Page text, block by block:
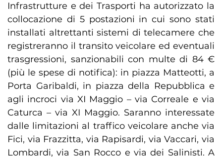
Infrastrutture e dei Trasporti ha autorizzato la
collocazione di 5 postazioni in cui sono stati
installati altrettanti sistemi di telecamere che
registreranno il transito veicolare ed eventuali
trasgressioni, sanzionabili con multe di 84 €
(più le spese di notifica): in piazza Matteotti, a
Porta Garibaldi, in piazza della Repubblica e
agli incroci via XI Maggio – via Correale e via
Caturca – via XI Maggio. Saranno interessate
dalle limitazioni al traffico veicolare anche via
Fici, via Frazzitta, via Rapisardi, via Vaccari, via
Lombardi, via San Rocco e via dei Salinisti. A